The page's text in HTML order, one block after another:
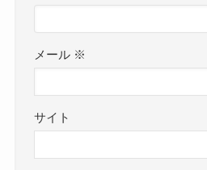
メール ※
サイト